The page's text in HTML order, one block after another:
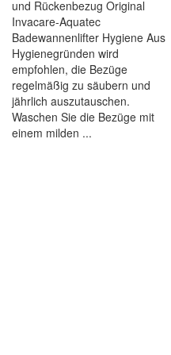
und Rückenbezug Original
Invacare-Aquatec
Badewannenlifter Hygiene Aus
Hygienegründen wird
empfohlen, die Bezüge
regelmäßig zu säubern und
jährlich auszutauschen.
Waschen Sie die Bezüge mit
einem milden ...